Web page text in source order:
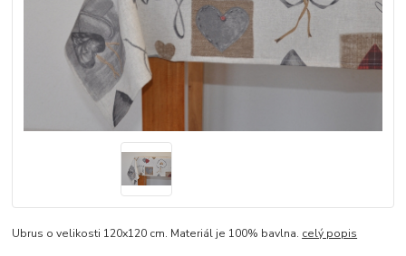
Ubrus o velikosti 120x120 cm. Materiál je 100% bavlna. celý popis